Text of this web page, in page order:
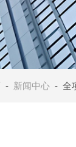
- 新闻中心 - 全